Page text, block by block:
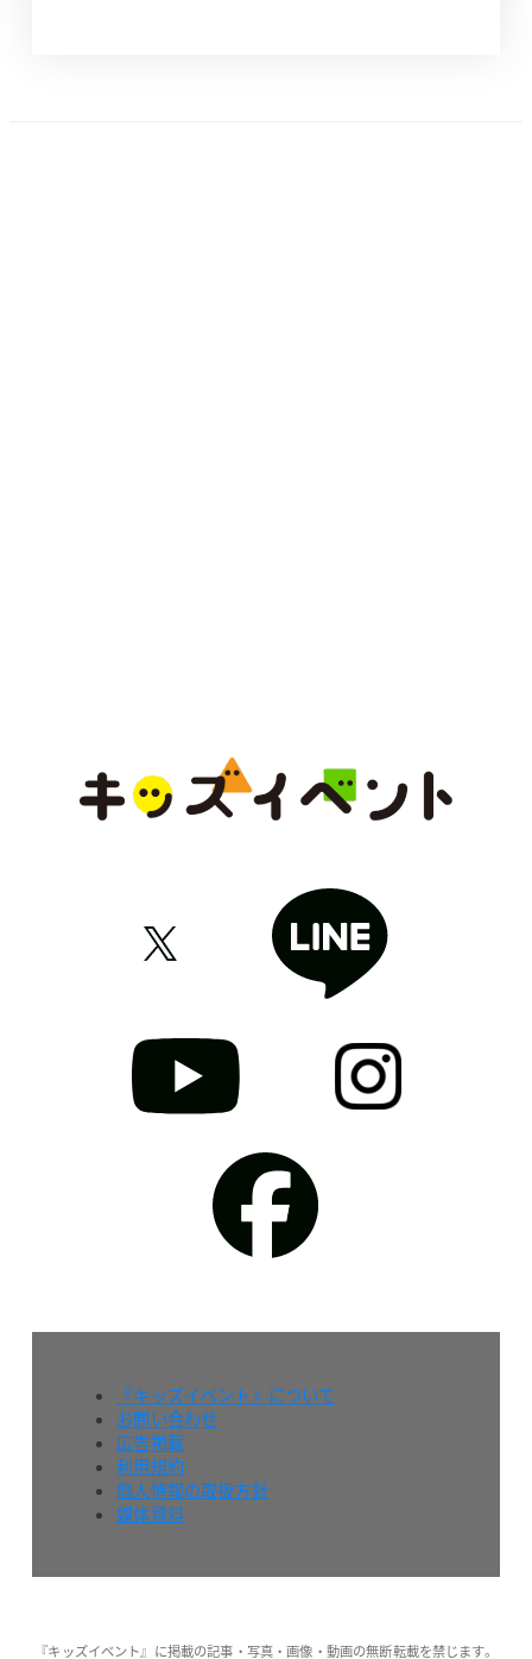
『キッズイベント』について
お問い合わせ
広告掲載
利用規約
個人情報の取扱方針
媒体資料
『キッズイベント』に掲載の記事・写真・画像・動画の無断転載を禁じます。